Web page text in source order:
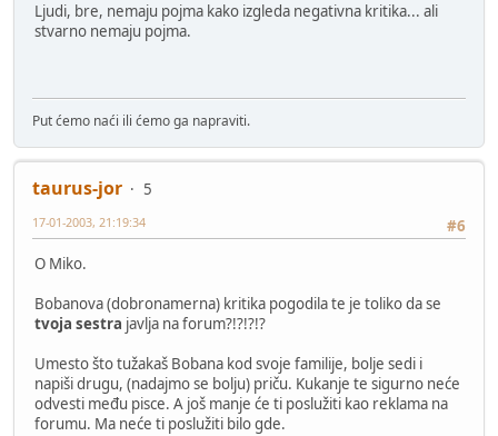
Ljudi, bre, nemaju pojma kako izgleda negativna kritika... ali
stvarno nemaju pojma.
Put ćemo naći ili ćemo ga napraviti.
taurus-jor
5
#6
17-01-2003, 21:19:34
O Miko.
Bobanova (dobronamerna) kritika pogodila te je toliko da se
tvoja sestra javlja na forum?!?!?!?
Umesto što tužakaš Bobana kod svoje familije, bolje sedi i
napiši drugu, (nadajmo se bolju) priču. Kukanje te sigurno neće
odvesti među pisce. A još manje će ti poslužiti kao reklama na
forumu. Ma neće ti poslužiti bilo gde.